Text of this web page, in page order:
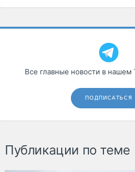
Все главные новости в нашем
ПОДПИСАТЬСЯ
Публикации по теме